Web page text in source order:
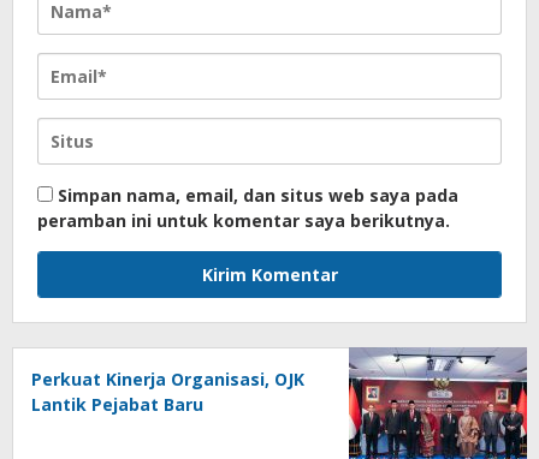
Simpan nama, email, dan situs web saya pada
peramban ini untuk komentar saya berikutnya.
Perkuat Kinerja Organisasi, OJK
Lantik Pejabat Baru